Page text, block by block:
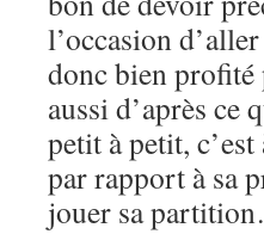
l’occasion
donc bien profité
aussi d’après
petit à petit,
par rapport à sa
jouer sa